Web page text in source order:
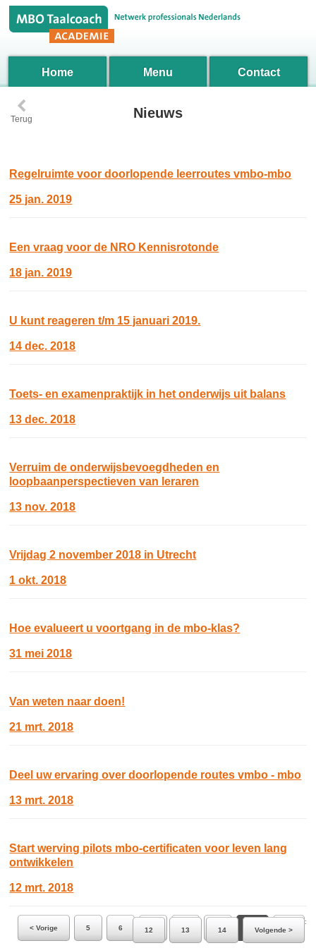
Home Menu Contact
‹
Terug Nieuws
Regelruimte voor doorlopende leerroutes vmbo-mbo
25 jan. 2019
Een vraag voor de NRO Kennisrotonde
18 jan. 2019
U kunt reageren t/m 15 januari 2019.
14 dec. 2018
Toets- en examenpraktijk in het onderwijs uit balans
13 dec. 2018
Verruim de onderwijsbevoegdheden en
loopbaanperspectieven van leraren
13 nov. 2018
Vrijdag 2 november 2018 in Utrecht
1 okt. 2018
Hoe evalueert u voortgang in de mbo-klas?
31 mei 2018
Van weten naar doen!
21 mrt. 2018
Deel uw ervaring over doorlopende routes vmbo - mbo
13 mrt. 2018
Start werving pilots mbo-certificaten voor leven lang
ontwikkelen
12 mrt. 2018
Ga naar pagina:
< Vorige
5 6 7 8 9 10 11
12 13 14 Volgende >